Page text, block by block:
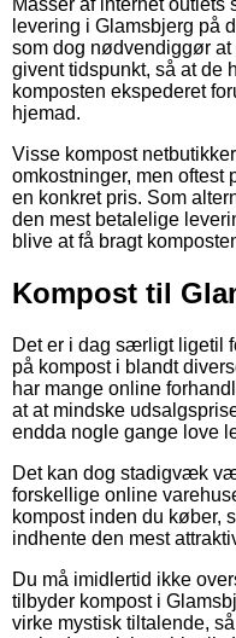
levering i Glamsbjerg på
som dog nødvendiggør
givent tidspunkt, så at de
komposten ekspederet
hjemad.
Visse kompost
omkostninger, men oftest
en konkret pris. Som
den mest betalelige
blive at få bragt
Kompost til
Det er i dag særligt ligetil
på kompost i blandt
har mange online
at at mindske
endda nogle gange love
Det kan dog stadigvæk
forskellige online
kompost inden du køber,
indhente den mest
Du må imidlertid ikke
tilbyder kompost i
virke mystisk tiltalende,